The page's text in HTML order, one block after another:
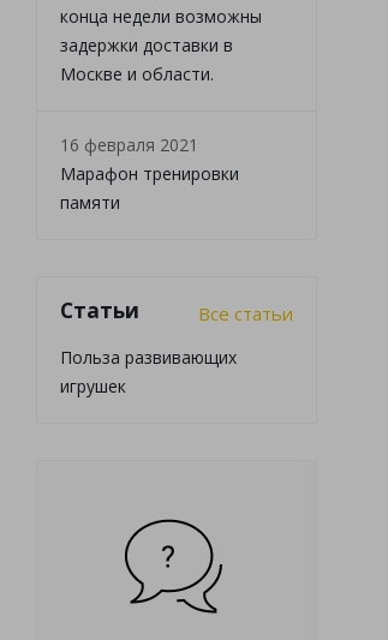
конца недели возможны
задержки доставки в
Москве и области.
16 февраля 2021
Марафон тренировки
памяти
Статьи Все статьи
Польза развивающих
игрушек